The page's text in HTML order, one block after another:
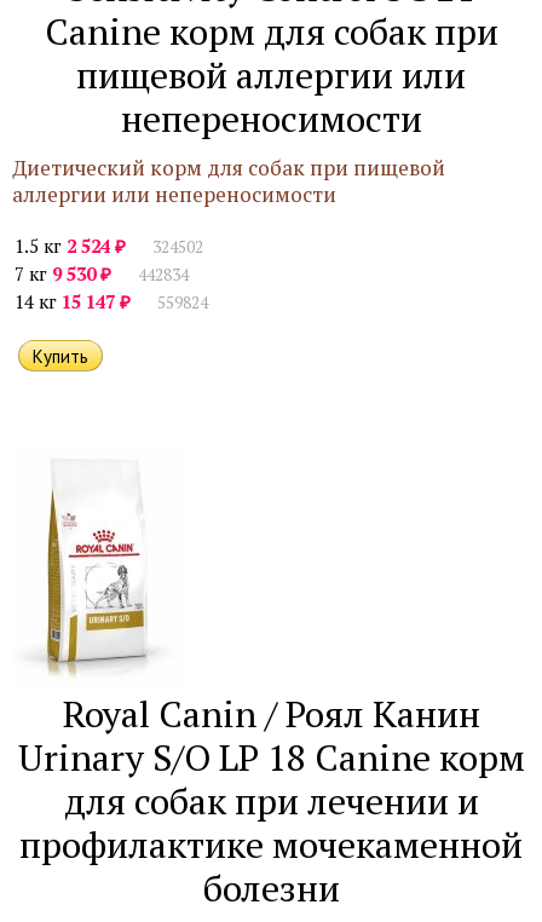
Canine корм для собак при
пищевой аллергии или
непереносимости
Диетический корм для собак при пищевой
аллергии или непереносимости
1.5 кг 2 524 ₽ 324502
7 кг 9 530₽ 442834
14 кг 15 147 ₽ 559824
Royal Canin / Роял Канин
Urinary S/O LP 18 Canine корм
для собак при лечении и
профилактике мочекаменной
болезни